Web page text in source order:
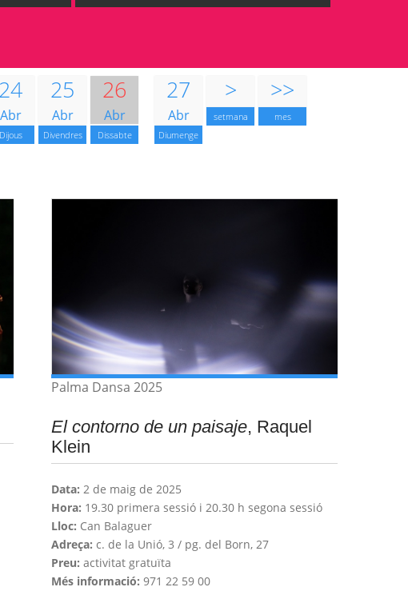
24
Abr
Dijous
25
Abr
Divendres
26
Abr
Dissabte
27
Abr
Diumenge
>
setmana
>>
mes
Palma Dansa 2025
El contorno de un paisaje, Raquel
Klein
Data: 2 de maig de 2025
Hora: 19.30 primera sessió i 20.30 h segona sessió
Lloc: Can Balaguer
Adreça: c. de la Unió, 3 / pg. del Born, 27
Preu: activitat gratuïta
Més informació: 971 22 59 00